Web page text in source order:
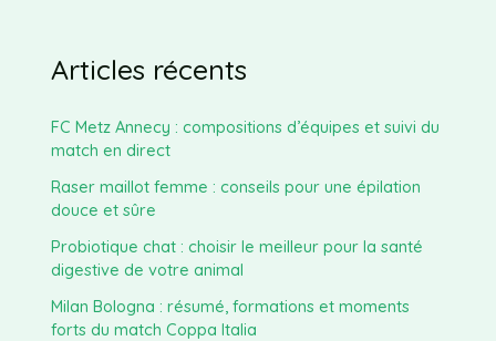
Articles récents
FC Metz Annecy : compositions d’équipes et suivi du
match en direct
Raser maillot femme : conseils pour une épilation
douce et sûre
Probiotique chat : choisir le meilleur pour la santé
digestive de votre animal
Milan Bologna : résumé, formations et moments
forts du match Coppa Italia